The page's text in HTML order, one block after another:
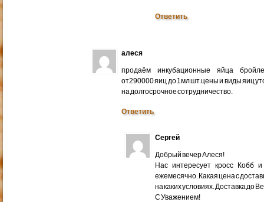
Ответить
алеся
продаём инкубационные яйца
от290000 яиц до 1мл шт.цены и виды яиц
на долгосрочное сотрудничество.
Ответить
Сергей
Добрый вечер Алеся!
Нас интересует кросс Кобб
ежемесячно. Какая цена с
на каких условиях. Доставка до
С Уважением!